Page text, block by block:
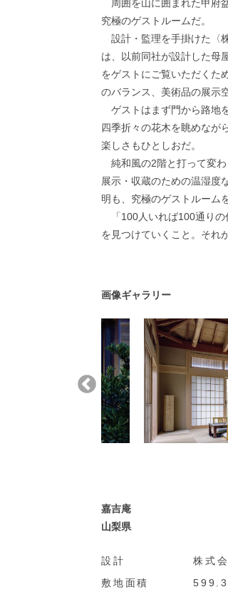
周囲を山に囲まれた甲府
究極のゲストルームだ。
設計・監理を手掛けた〈
は、以前同社が設計した母
をゲストにご覧いただくた
のバランス、美術品の展示
ゲストはまず門から路地
四季折々の花木を眺めなが
楽しさもひとしおだ。
純和風の2階と打って変わ
展示・収蔵のための温湿度
明も、究極のゲストルーム
「100人いれば100通りの
を見つけていくこと。それ
画像ギャラリー
嘉吉庵
山梨県
設計
株式
敷地面積